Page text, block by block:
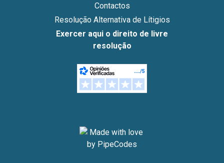
Contactos
Resolução Alternativa de Lítigios
Exercer aqui o direito de livre
resolução